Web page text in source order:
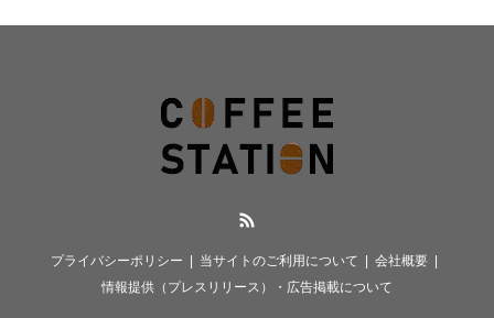
プライバシーポリシー 当サイトのご利用について
会社概要
情報提供（プレスリリース）・広告掲載について